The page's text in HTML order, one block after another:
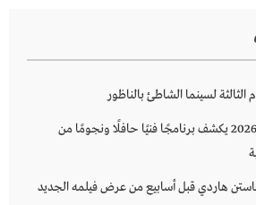
الثالثة لسينما الشاطئ بالناظور
مهرجان صيف الأوداية 2026 يكشف برنامجًا فنيًا حافلًا ونجومًا من
جاستن هاردي قبل أسابيع من عرض فيلمه الجديد